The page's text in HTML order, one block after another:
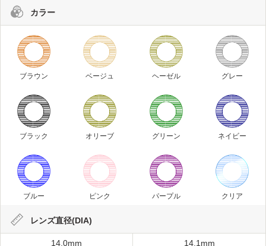
カラー
ブラウン ベージュ ヘーゼル グレー
ブラック オリーブ グリーン ネイビー
ブルー ピンク パープル クリア
レンズ直径(DIA)
14.0mm 14.1mm